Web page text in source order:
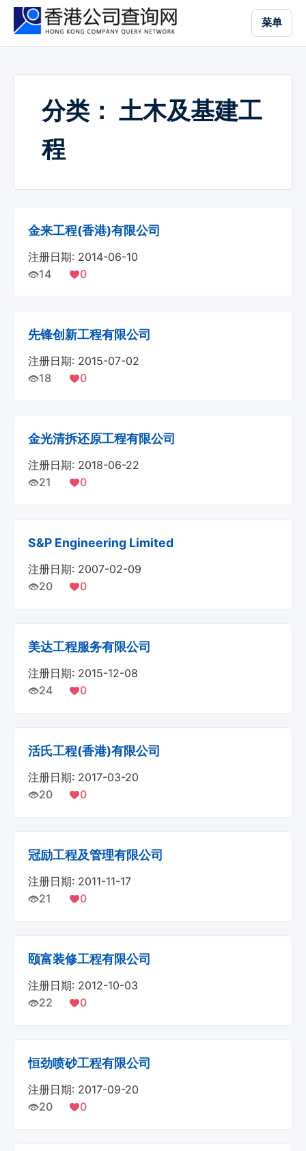
菜单
分类： 土木及基建工
程
金来工程(香港)有限公司
注册日期: 2014-06-10
14
0
先锋创新工程有限公司
注册日期: 2015-07-02
18
0
金光清拆还原工程有限公司
注册日期: 2018-06-22
21
0
S&P Engineering Limited
注册日期: 2007-02-09
20
0
美达工程服务有限公司
注册日期: 2015-12-08
24
0
活氏工程(香港)有限公司
注册日期: 2017-03-20
20
0
冠励工程及管理有限公司
注册日期: 2011-11-17
21
0
颐富装修工程有限公司
注册日期: 2012-10-03
22
0
恒劲喷砂工程有限公司
注册日期: 2017-09-20
20
0